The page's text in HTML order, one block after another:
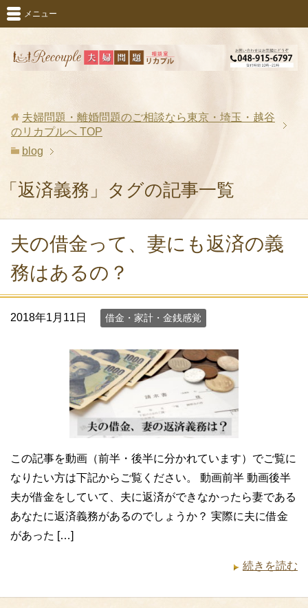
メニュー
夫婦問題・離婚問題のご相談なら東京・埼玉・越谷
のリカプルへ TOP
blog
「返済義務」タグの記事一覧
夫の借金って、妻にも返済の義
務はあるの？
2018年1月11日 借金・家計・金銭感覚
この記事を動画（前半・後半に分かれています）でご覧に
なりたい方は下記からご覧ください。 動画前半 動画後半
夫が借金をしていて、夫に返済ができなかったら妻である
あなたに返済義務があるのでしょうか？ 実際に夫に借金
があった […]
続きを読む